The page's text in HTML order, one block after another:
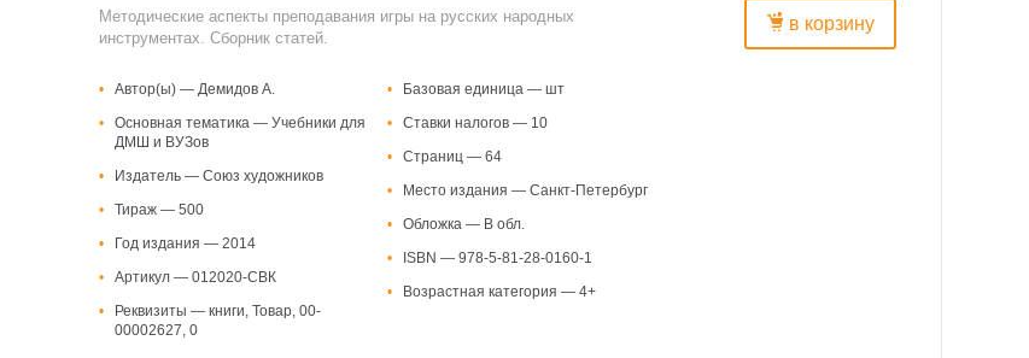
в корзину
Методические аспекты преподавания игры на русских народных
инструментах. Сборник статей.
•
Автор(ы) — Демидов А.
•
Основная тематика — Учебники для
ДМШ и ВУЗов
•
Издатель — Союз художников
•
Тираж — 500
•
Год издания — 2014
•
Артикул — 012020-СВК
•
Реквизиты — книги, Товар, 00-
00002627, 0
•
Базовая единица — шт
•
Ставки налогов — 10
•
Страниц — 64
•
Место издания — Санкт-Петербург
•
Обложка — В обл.
•
ISBN — 978-5-81-28-0160-1
•
Возрастная категория — 4+